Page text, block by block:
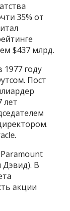
35% от
$437 млрд.
1977 году
Пост
лет
Дэвид). В
акции